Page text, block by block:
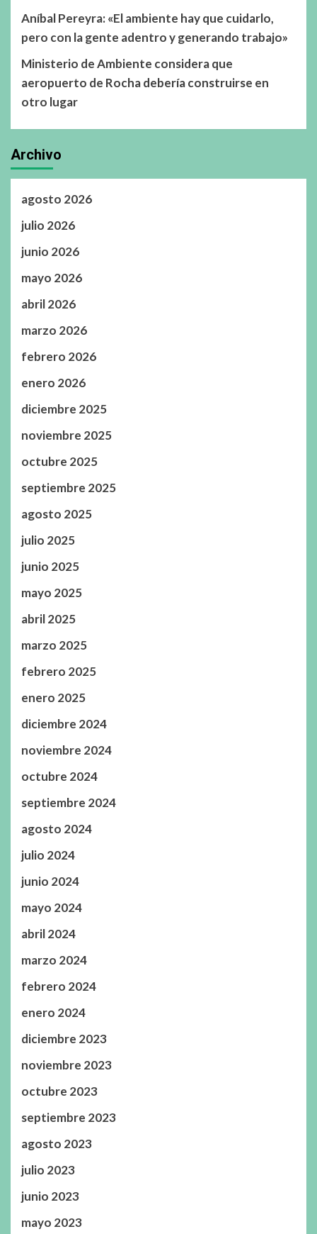
Aníbal Pereyra: «El ambiente hay que cuidarlo,
pero con la gente adentro y generando trabajo»
Ministerio de Ambiente considera que
aeropuerto de Rocha debería construirse en
otro lugar
Archivo
agosto 2026
julio 2026
junio 2026
mayo 2026
abril 2026
marzo 2026
febrero 2026
enero 2026
diciembre 2025
noviembre 2025
octubre 2025
septiembre 2025
agosto 2025
julio 2025
junio 2025
mayo 2025
abril 2025
marzo 2025
febrero 2025
enero 2025
diciembre 2024
noviembre 2024
octubre 2024
septiembre 2024
agosto 2024
julio 2024
junio 2024
mayo 2024
abril 2024
marzo 2024
febrero 2024
enero 2024
diciembre 2023
noviembre 2023
octubre 2023
septiembre 2023
agosto 2023
julio 2023
junio 2023
mayo 2023